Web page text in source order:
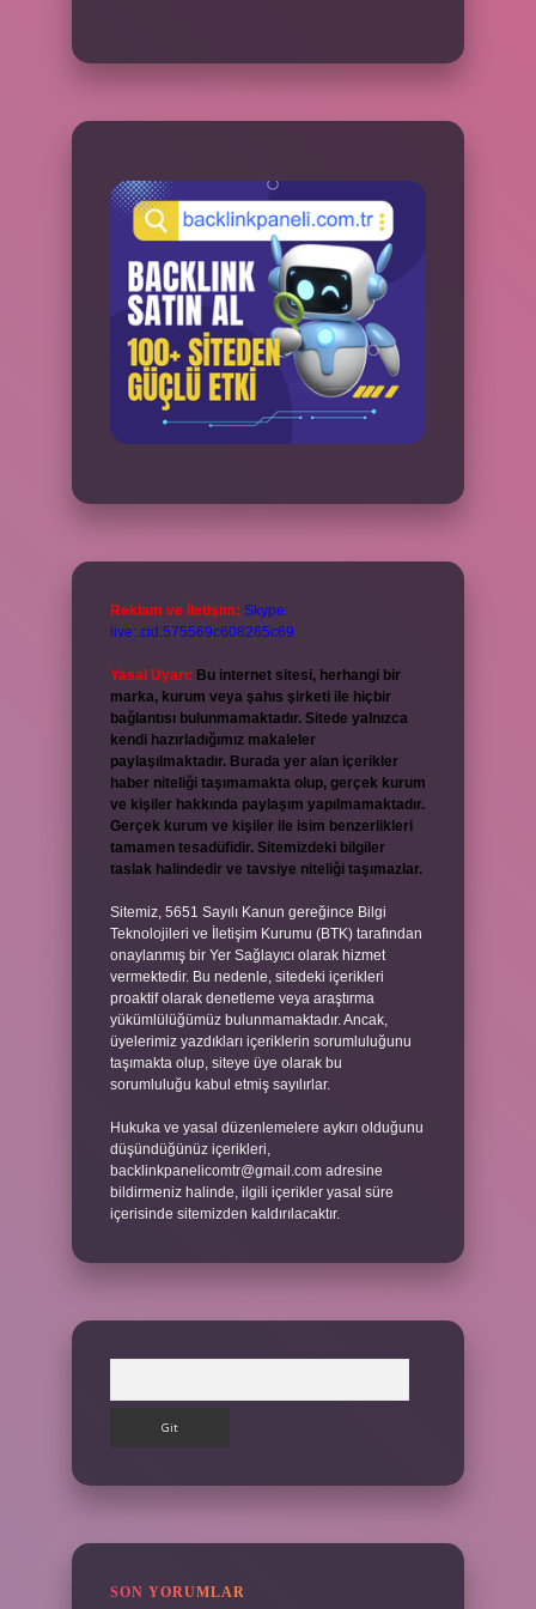
Reklam ve İletişim: Skype:
live:.cid.575569c608265c69
Yasal Uyarı: Bu internet sitesi, herhangi bir
marka, kurum veya şahıs şirketi ile hiçbir
bağlantısı bulunmamaktadır. Sitede yalnızca
kendi hazırladığımız makaleler
paylaşılmaktadır. Burada yer alan içerikler
haber niteliği taşımamakta olup, gerçek kurum
ve kişiler hakkında paylaşım yapılmamaktadır.
Gerçek kurum ve kişiler ile isim benzerlikleri
tamamen tesadüfidir. Sitemizdeki bilgiler
taslak halindedir ve tavsiye niteliği taşımazlar.
Sitemiz, 5651 Sayılı Kanun gereğince Bilgi
Teknolojileri ve İletişim Kurumu (BTK) tarafından
onaylanmış bir Yer Sağlayıcı olarak hizmet
vermektedir. Bu nedenle, sitedeki içerikleri
proaktif olarak denetleme veya araştırma
yükümlülüğümüz bulunmamaktadır. Ancak,
üyelerimiz yazdıkları içeriklerin sorumluluğunu
taşımakta olup, siteye üye olarak bu
sorumluluğu kabul etmiş sayılırlar.
Hukuka ve yasal düzenlemelere aykırı olduğunu
düşündüğünüz içerikleri,
backlinkpanelicomtr@gmail.com adresine
bildirmeniz halinde, ilgili içerikler yasal süre
içerisinde sitemizden kaldırılacaktır.
SON YORUMLAR